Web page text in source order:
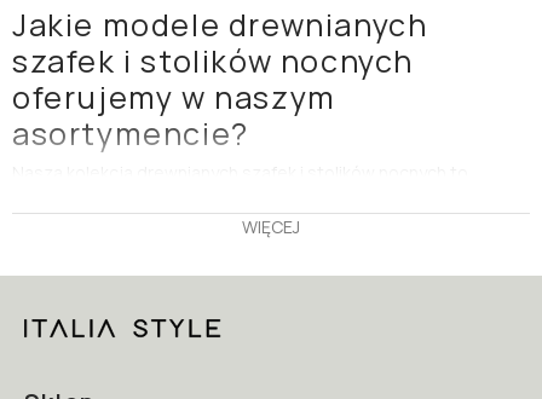
Jakie modele drewnianych
szafek i stolików nocnych
oferujemy w naszym
asortymencie?
wybór modeli, które doskonale wpasują się w różnorodne style
wnętrz – od klasycznych, przez rustykalne, aż po nowoczesne.
oczekiwania nawet najbardziej wymagających klientów. Drewno,
każdej szafki czy stolika. W naszej ofercie znajdziesz zarówno
zapominajmy o funkcjonalności. Nasze szafki i stoliki nocne,
WIĘCEJ